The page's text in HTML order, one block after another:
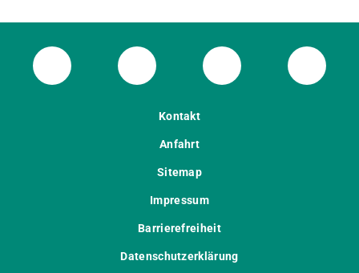
ULB Bluesky ULB FacebookULB InstagramULB
Kontakt
Anfahrt
Sitemap
Impressum
Barrierefreiheit
Datenschutzerklärung